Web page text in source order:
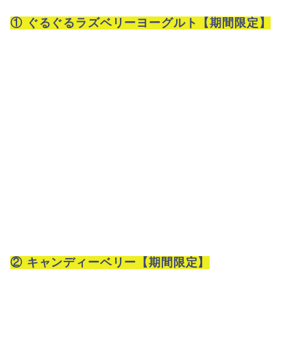
① ぐるぐるラズベリーヨーグルト【期間限定】
② キャンディーベリー【期間限定】